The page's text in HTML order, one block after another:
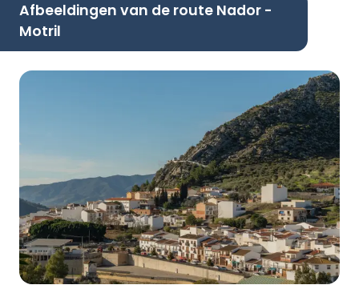
Afbeeldingen van de route Nador -
Motril